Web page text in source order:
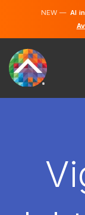
NEW —AI
PALKAMA